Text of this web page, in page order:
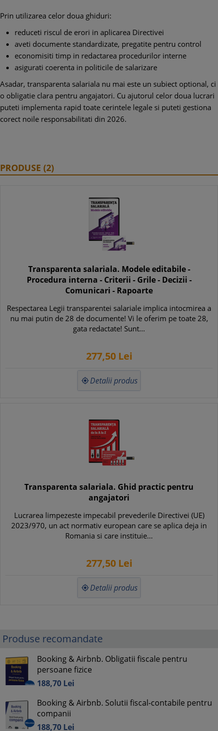
Prin utilizarea celor doua ghiduri:
reduceti riscul de erori in aplicarea Directivei
aveti documente standardizate, pregatite pentru control
economisiti timp in redactarea procedurilor interne
asigurati coerenta in politicile de salarizare
Asadar, transparenta salariala nu mai este un subiect optional, ci
o obligatie clara pentru angajatori. Cu ajutorul celor doua lucrari
puteti implementa rapid toate cerintele legale si puteti gestiona
corect noile responsabilitati din 2026.
PRODUSE (2)
Transparenta salariala. Modele editabile -
Procedura interna - Criterii - Grile - Decizii -
Comunicari - Rapoarte
Respectarea Legii transparentei salariale implica intocmirea a
nu mai putin de 28 de documente! Vi le oferim pe toate 28,
gata redactate! Sunt...
277,50Lei
 Detalii produs
Transparenta salariala. Ghid practic pentru
angajatori
Lucrarea limpezeste impecabil prevederile Directivei (UE)
2023/970, un act normativ european care se aplica deja in
Romania si care instituie...
277,50Lei
 Detalii produs
Produse recomandate
Booking & Airbnb. Obligatii fiscale pentru
persoane fizice
188,70 Lei
Booking & Airbnb. Solutii fiscal-contabile pentru
companii
188,70 Lei